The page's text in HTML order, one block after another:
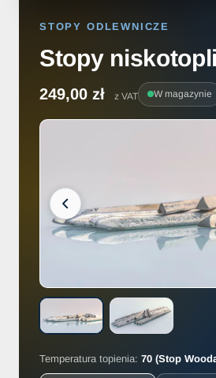
STOPY ODLEWNICZE
Stopy
249,00 zł z VAT W magazynie
Temperatura topienia: 70 (Stop